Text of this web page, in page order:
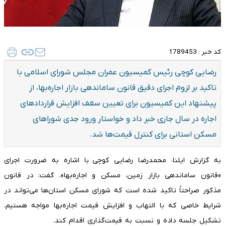
کد خبر : 1789453
رضایی کوچی رئیس کمیسیون عمران مجلس شورای اسلامی با
تاکید بر لزوم اجرای دقیق قانون ساماندهی بازار اجاره‌بها، از
پیشنهاد این کمیسیون برای تعیین سقف افزایش قراردادهای
اجاره در سال جاری خبر داد و خواستار ورود جدی شوراهای
مسکن استانی برای کنترل قیمت‌ها شد.
به گزارش ایلنا، محمدرضا رضایی کوچی با اشاره به ضرورت اجرای
«قانون ساماندهی بازار زمین، مسکن و اجاره‌بها»، گفت: در قانون
مذکور صراحتاً تاکید شده است که شورای مسکن استان‌ها می‌تواند در
شرایط خاصی که با التهاب و افزایش قیمت اجاره‌بها مواجه هستیم،
تشکیل جلسه داده و نسبت به قیمت‌گذاری اقدام کند.